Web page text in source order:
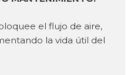
el flujo de aire,
la vida útil del